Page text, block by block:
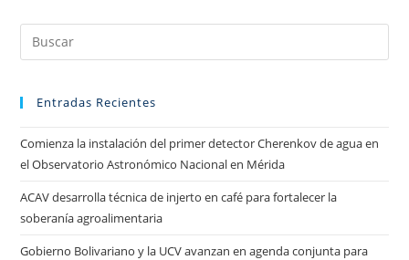
Entradas Recientes
Comienza la instalación del primer detector Cherenkov de agua en
el Observatorio Astronómico Nacional en Mérida
ACAV desarrolla técnica de injerto en café para fortalecer la
soberanía agroalimentaria
Gobierno Bolivariano y la UCV avanzan en agenda conjunta para